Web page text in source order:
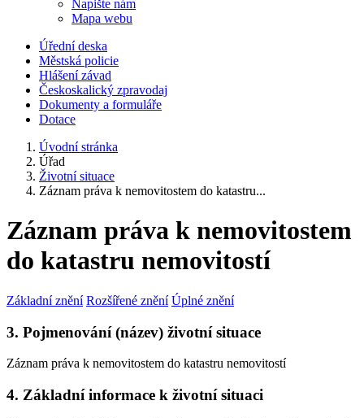
Napište nám
Mapa webu
Úřední deska
Městská policie
Hlášení závad
Českoskalický zpravodaj
Dokumenty a formuláře
Dotace
Úvodní stránka
Úřad
Životní situace
Záznam práva k nemovitostem do katastru...
Záznam práva k nemovitostem
do katastru nemovitostí
Základní znění Rozšířené znění Úplné znění
3. Pojmenování (název) životní situace
Záznam práva k nemovitostem do katastru nemovitostí
4. Základní informace k životní situaci